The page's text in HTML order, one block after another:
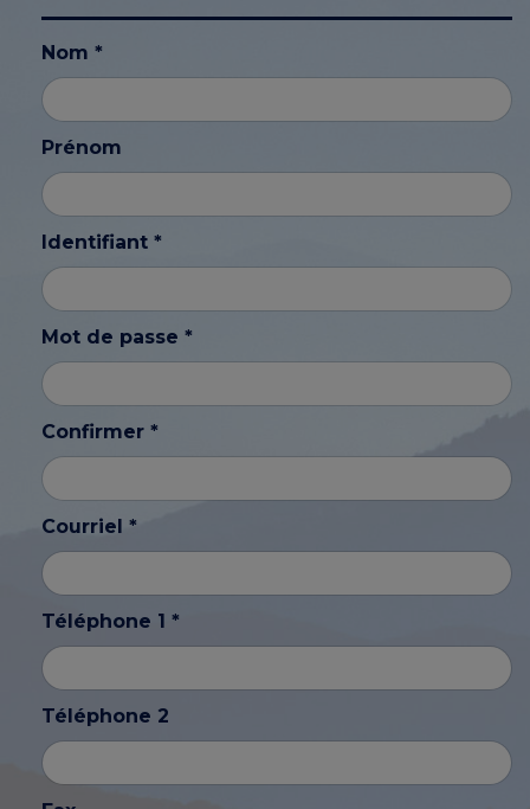
Nom *
Prénom
Identifiant *
Mot de passe *
Confirmer *
Courriel *
Téléphone 1 *
Téléphone 2